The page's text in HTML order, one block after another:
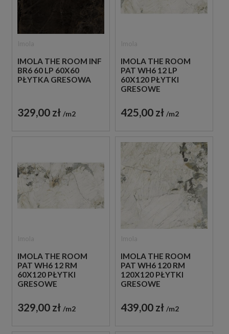
IMOLA THE ROOM INF
BR6 60 LP 60X60
PŁYTKA GRESOWA
329,00 zł m2
IMOLA THE ROOM
PAT WH6 12 LP
60X120 PŁYTKI
GRESOWE
425,00 zł m2
IMOLA THE ROOM
PAT WH6 12 RM
60X120 PŁYTKI
GRESOWE
329,00 zł m2
IMOLA THE ROOM
PAT WH6 120 RM
120X120 PŁYTKI
GRESOWE
439,00 zł m2